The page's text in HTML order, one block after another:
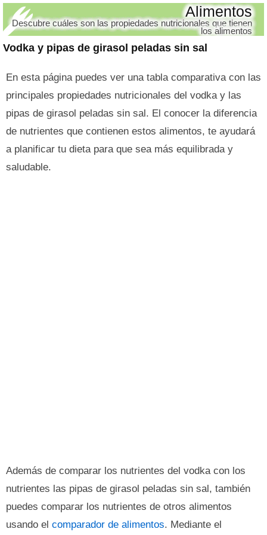
Vodka y pipas de girasol peladas sin sal
Alimentos
Descubre cuáles son las propiedades nutricionales que tienen
los alimentos
En esta página puedes ver una tabla comparativa con las
principales propiedades nutricionales del vodka y las
pipas de girasol peladas sin sal. El conocer la diferencia
de nutrientes que contienen estos alimentos, te ayudará
a planificar tu dieta para que sea más equilibrada y
saludable.
Además de comparar los nutrientes del vodka con los
nutrientes las pipas de girasol peladas sin sal, también
puedes comparar los nutrientes de otros alimentos
usando el comparador de alimentos. Mediante el